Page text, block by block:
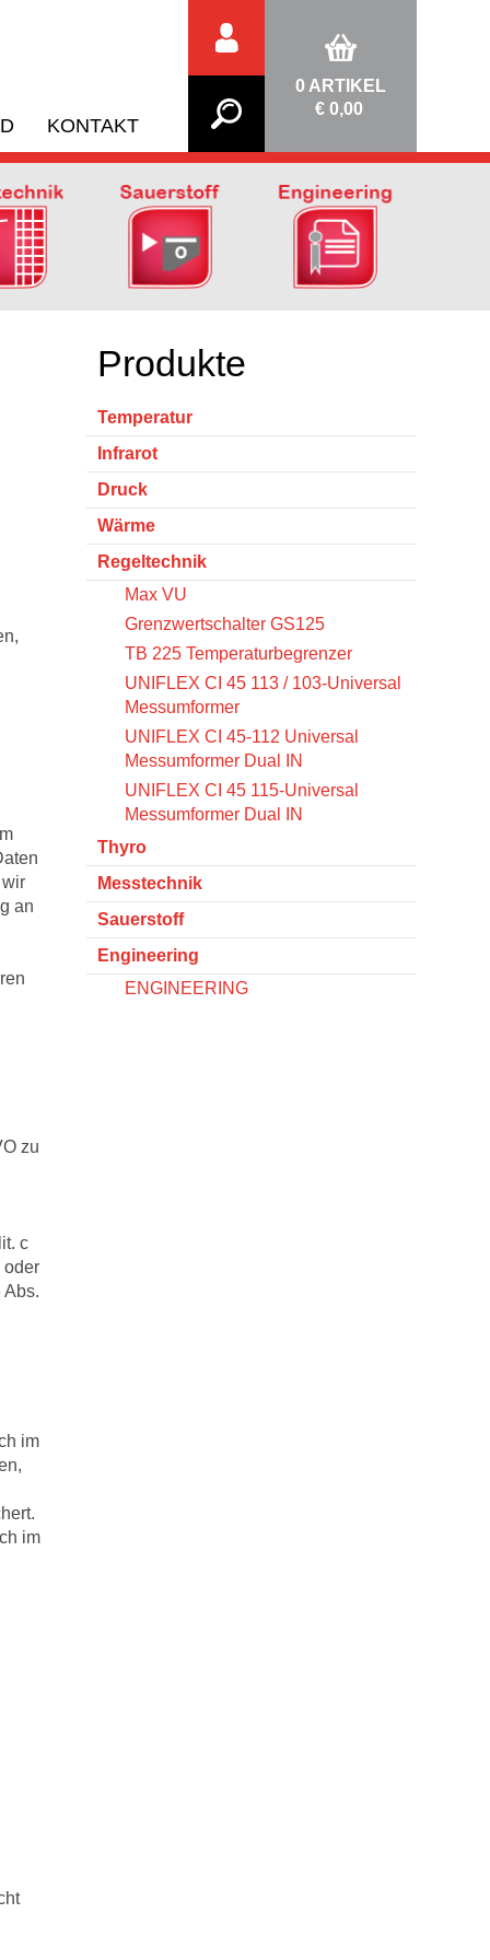
KONTAKT
0 ARTIKEL
€ 0,00
an
zu
c
oder
im
im
Produkte
Temperatur
Infrarot
Druck
Wärme
Regeltechnik
Max VU
Grenzwertschalter GS125
TB 225 Temperaturbegrenzer
UNIFLEX CI 45 113 / 103-Universal
Messumformer
UNIFLEX CI 45-112 Universal
Messumformer Dual IN
UNIFLEX CI 45 115-Universal
Messumformer Dual IN
Thyro
Messtechnik
Sauerstoff
Engineering
ENGINEERING